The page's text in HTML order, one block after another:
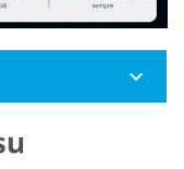
